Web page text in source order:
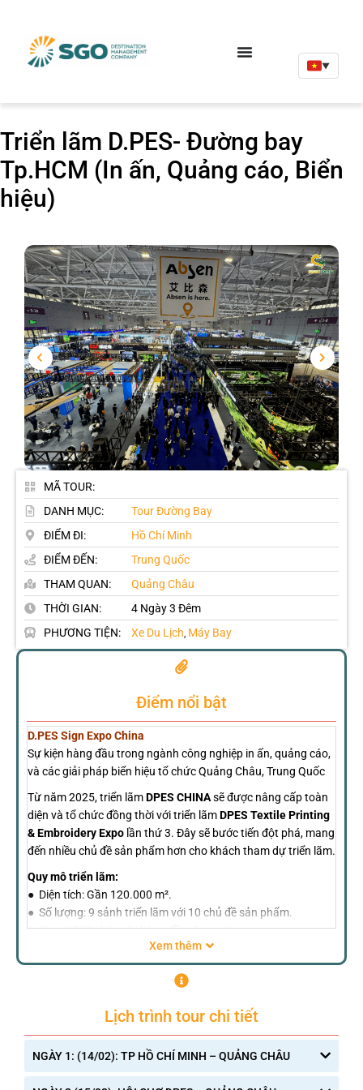
▼
Triển lãm D.PES- Đường bay
Tp.HCM (In ấn, Quảng cáo, Biển
hiệu)
MÃ TOUR:
DANH MỤC:
Tour Đường Bay
ĐIỂM ĐI:
Hồ Chí Minh
ĐIỂM ĐẾN:
Trung Quốc
THAM QUAN:
Quảng Châu
THỜI GIAN:
4 Ngày 3 Đêm
PHƯƠNG TIỆN:
Xe Du Lịch, Máy Bay
Điểm nổi bật
D.PES Sign Expo China
Sự kiện hàng đầu trong ngành công nghiệp in ấn, quảng cáo,
và các giải pháp biển hiệu tổ chức Quảng Châu, Trung Quốc
Từ năm 2025, triển lãmDPES CHINAsẽ được nâng cấp toàn
diện và tổ chức đồng thời với triển lãmDPES Textile Printing
& Embroidery Expo lần thứ 3. Đây sẽ bước tiến đột phá, mang
đến nhiều chủ đề sản phẩm hơn cho khách tham dự triển lãm.
Quy mô triển lãm:
● Diện tích: Gần 120.000 m².
● Số lượng: 9 sảnh triển lãm với 10 chủ đề sản phẩm.
● Hơn 1.300 nhà máy hàng đầu tham gia.
● Trung tâm triển lãm Poly World Trade Center Pazhou (Hall
● Khu C, Trung tâm Hội chợ Canton Fair (Hall 14.1-15.1).
D.PES Sign Expo Chinakhông chỉ là nơi trưng bày các sản
phẩm và công nghệ mới nhất, mà còn là cơ hội để các bạn có
thể kết nối, thiết lập quan hệ hợp tác và tìm kiếm cơ hội kinh
Xem thêm
Lịch trình tour chi tiết
NGÀY 1: (14/02): TP HỒ CHÍ MINH – QUẢNG CHÂU